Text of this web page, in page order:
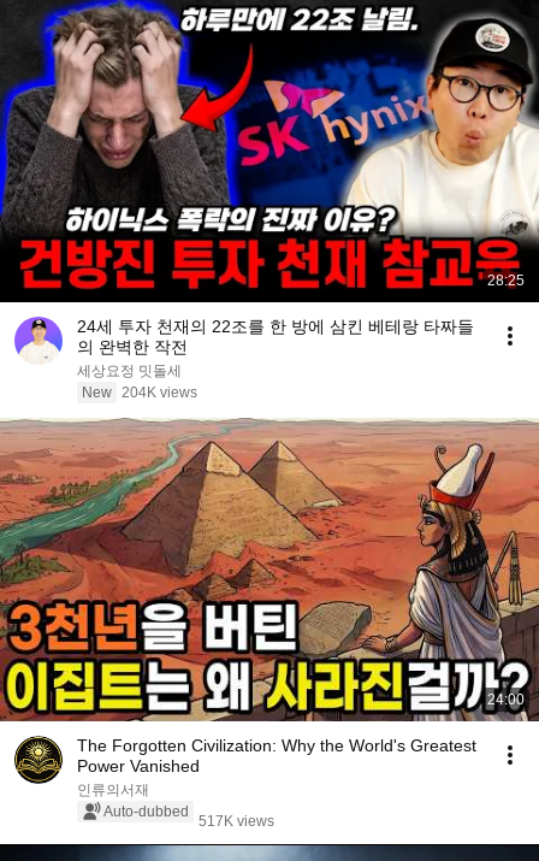
28:25
24세 투자 천재의 22조를 한 방에 삼킨 베테랑 타짜들
의 완벽한 작전
세상요정 밋돌세
New 204K views
24:00
The Forgotten Civilization: Why the World's Greatest
Power Vanished
인류의서재
Auto-dubbed
517K views